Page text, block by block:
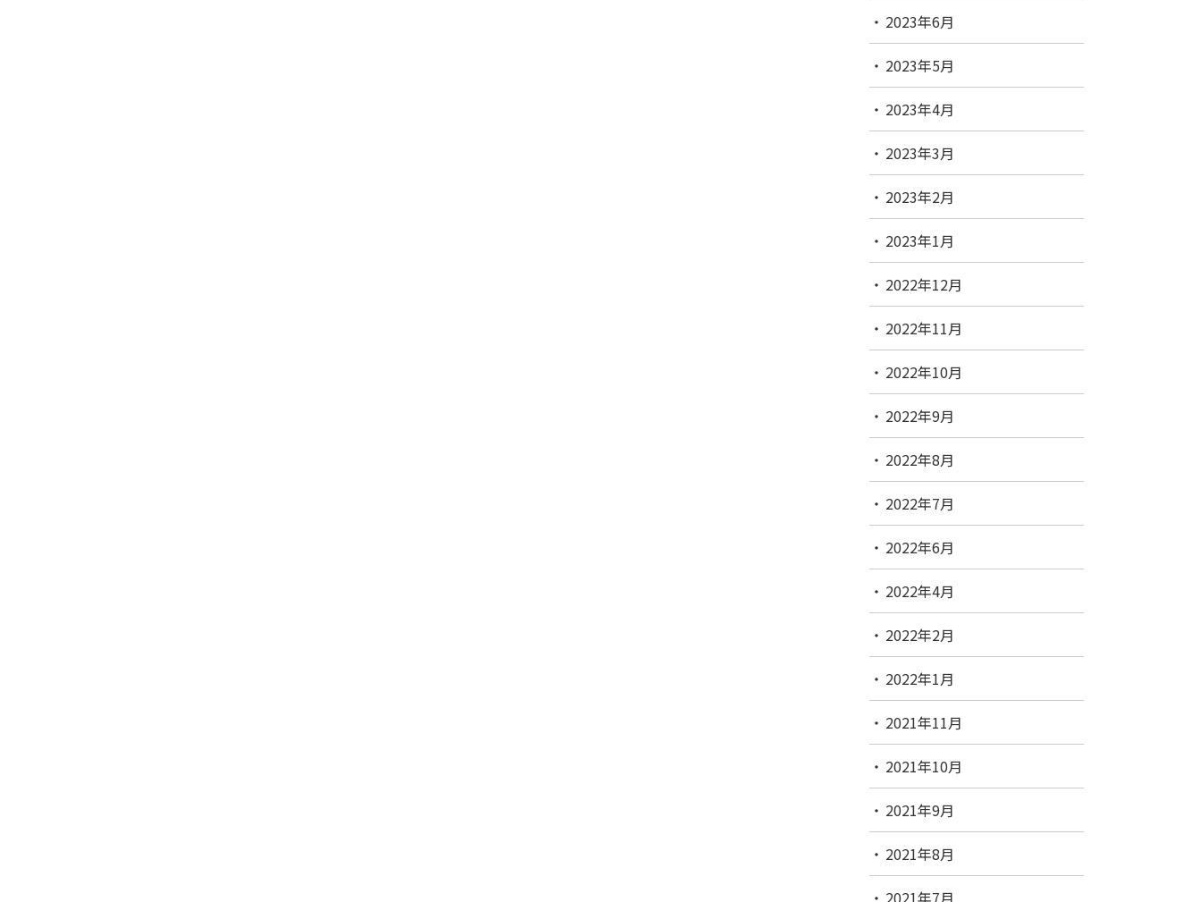
2023年6月
2023年5月
2023年4月
2023年3月
2023年2月
2023年1月
2022年12月
2022年11月
2022年10月
2022年9月
2022年8月
2022年7月
2022年6月
2022年4月
2022年2月
2022年1月
2021年11月
2021年10月
2021年9月
2021年8月
2021年7月